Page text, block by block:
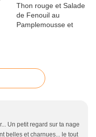
Un petit regard sur ta nage
belles et charnues... le tout